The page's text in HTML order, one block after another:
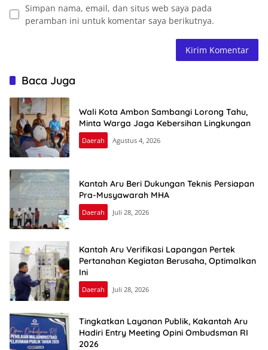
Simpan nama, email, dan situs web saya pada
peramban ini untuk komentar saya berikutnya.
Baca Juga
Wali Kota Ambon Sambangi Lorong Tahu,
Minta Warga Jaga Kebersihan Lingkungan
Daerah Agustus 4, 2026
Kantah Aru Beri Dukungan Teknis Persiapan
Pra-Musyawarah MHA
Daerah Juli 28, 2026
Kantah Aru Verifikasi Lapangan Pertek
Pertanahan Kegiatan Berusaha, Optimalkan
Ini
Daerah Juli 28, 2026
Tingkatkan Layanan Publik, Kakantah Aru
Hadiri Entry Meeting Opini Ombudsman RI
2026